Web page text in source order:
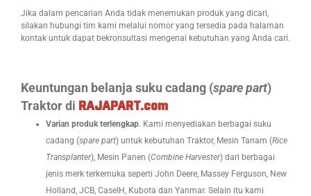
Jika dalam pencarian Anda tidak menemukan produk yang dicari,
silakan hubungi tim kami melalui nomor yang tersedia pada halaman
kontak untuk dapat bekronsultasi mengenai kebutuhan yang Anda cari.
Keuntungan belanja suku cadang (spare part)
Traktor di RAJAPART.com
Varian produk terlengkap. Kami menyediakan berbagai suku
cadang (spare part) untuk kebutuhan Traktor, Mesin Tanam (Rice
Transplanter), Mesin Panen (Combine Harvester) dari berbagai
jenis merk terkemuka seperti John Deere, Massey Ferguson, New
Holland, JCB, CaseIH, Kubota dan Yanmar. Selain itu kami